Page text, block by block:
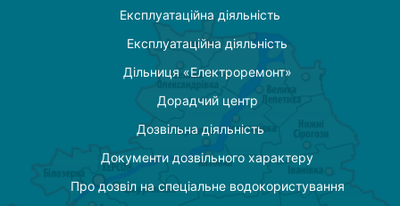
Експлуатаційна діяльність
Експлуатаційна діяльність
Дільниця «Електроремонт»
Дорадчий центр
Дозвільна діяльність
Документи дозвільного характеру
Про дозвіл на спеціальне водокористування